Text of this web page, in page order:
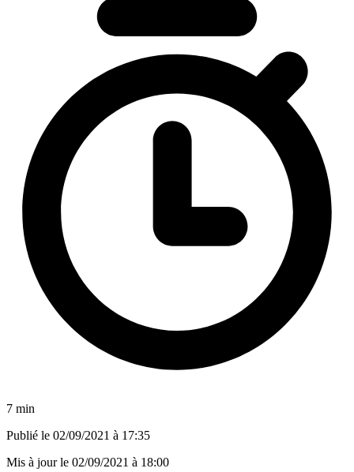
7 min
Publié le 02/09/2021 à 17:35
Mis à jour le 02/09/2021 à 18:00